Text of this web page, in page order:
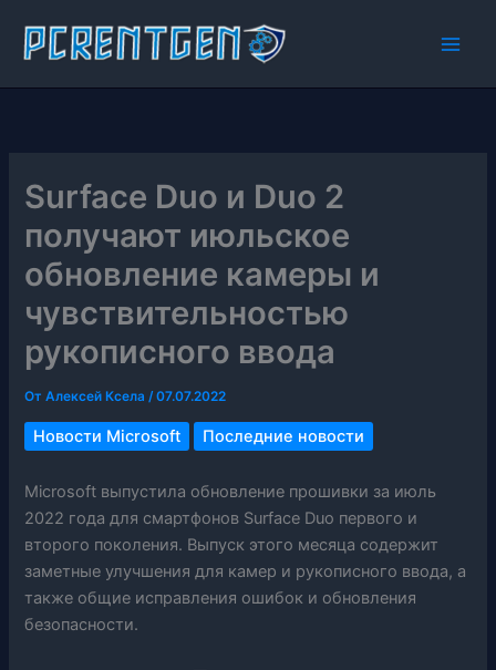
содержимому
Surface Duo и Duo 2
получают июльское
обновление камеры и
чувствительностью
рукописного ввода
ОтАлексей Ксела/07.07.2022
Новости Microsoft Последние новости
Microsoft выпустила обновление прошивки за июль
2022 года для смартфонов Surface Duo первого и
второго поколения. Выпуск этого месяца содержит
заметные улучшения для камер и рукописного ввода, а
также общие исправления ошибок и обновления
безопасности.